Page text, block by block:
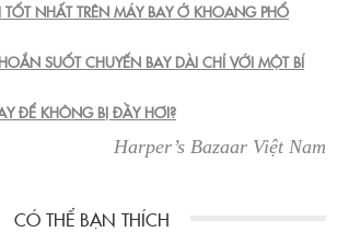
NHẤT TRÊN MÁY BAY Ở KHOANG PHỔ
SUỐT CHUYẾN BAY DÀI CHỈ VỚI MỘT BÍ
ĐỂ KHÔNG BỊ ĐẦY HƠI?
Harper’s Bazaar Việt Nam